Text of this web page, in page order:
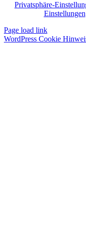
Privatsphäre-
Einstellungen
Page load link
WordPress Cookie